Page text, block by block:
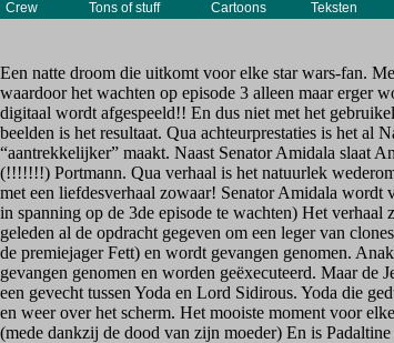
Een natte droom die uitkomt voor elke star wars-fan.
waardoor het wachten op episode 3 alleen maar erger
digitaal wordt afgespeeld!! En dus niet met het
beelden is het resultaat. Qua achteurprestaties is het al
“aantrekkelijker” maakt. Naast Senator Amidala slaat
(!!!!!!!) Portmann. Qua verhaal is het natuurlek
met een liefdesverhaal zowaar! Senator Amidala
in spanning op de 3de episode te wachten) Het
geleden al de opdracht gegeven om een leger van
de premiejager Fett) en wordt gevangen genomen.
gevangen genomen en worden geëxecuteerd. Maar
een gevecht tussen Yoda en Lord Sidirous. Yoda die
en weer over het scherm. Het mooiste moment voor
(mede dankzij de dood van zijn moeder) En is
Crew Tons of stuff Cartoons Teksten